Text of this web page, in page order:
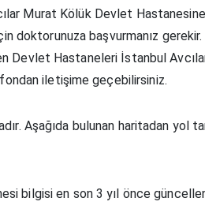
Murat Kölük Devlet Hastanesine
doktorunuza başvurmanız gerekir.
Devlet Hastaneleri İstanbul
iletişime geçebilirsiniz.
Aşağıda bulunan haritadan yol
bilgisi en son 3 yıl önce